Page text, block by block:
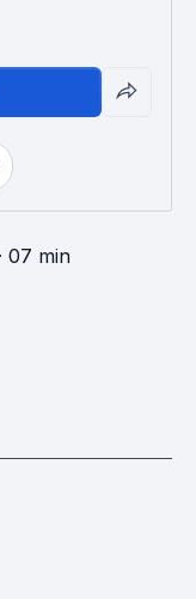
· 07 min